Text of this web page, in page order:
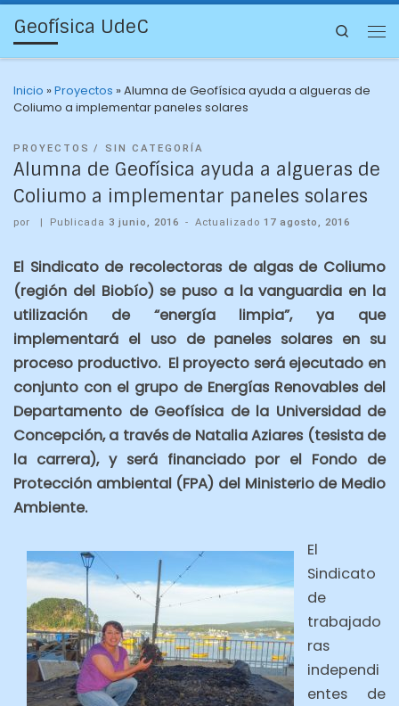
Geofísica UdeC Search
Inicio »Proyectos »Alumna de Geofísica ayuda a algueras de
Coliumo a implementar paneles solares
PROYECTOS SIN CATEGORÍA
Alumna de Geofísica ayuda a algueras de
Coliumo a implementar paneles solares
por | Publicada 3 junio, 2016 - Actualizado17 agosto, 2016
El Sindicato de recolectoras de algas de Coliumo
(región del Biobío) se puso a la vanguardia en la
utilización de “energía limpia”, ya que
implementará el uso de paneles solares en su
proceso productivo. El proyecto será ejecutado en
conjunto con el grupo de Energías Renovables del
Departamento de Geofísica de la Universidad de
Concepción, a través de Natalia Aziares (tesista de
la carrera), y será financiado por el Fondo de
Protección ambiental (FPA) del Ministerio de Medio
Ambiente.
El
Sindicato
de
trabajado
ras
independi
entes de